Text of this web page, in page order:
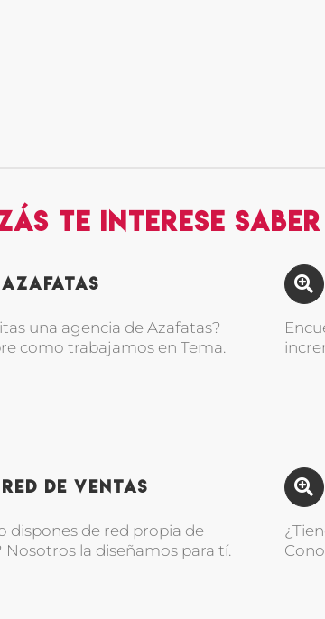
te interese
Azafatas
una agencia de Azafatas?
como trabajamos en Tema.
Red de Ventas
dispones de red propia de
Nosotros la diseñamos para tí.